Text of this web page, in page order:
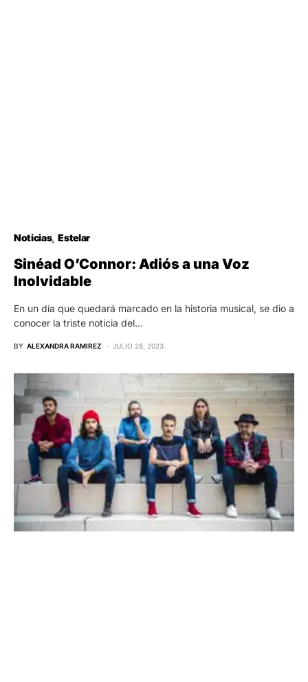
Noticias Estelar
Sinéad O’Connor: Adiós a una Voz
Inolvidable
En un día que quedará marcado en la historia musical, se dio a
conocer la triste noticia del…
BY ALEXANDRA RAMIREZ JULIO 28, 2023